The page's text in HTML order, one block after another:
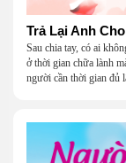
Trả Lại Anh
Sau chia tay, có ai
ở thời gian chữa lành
người cần thời gian đủ